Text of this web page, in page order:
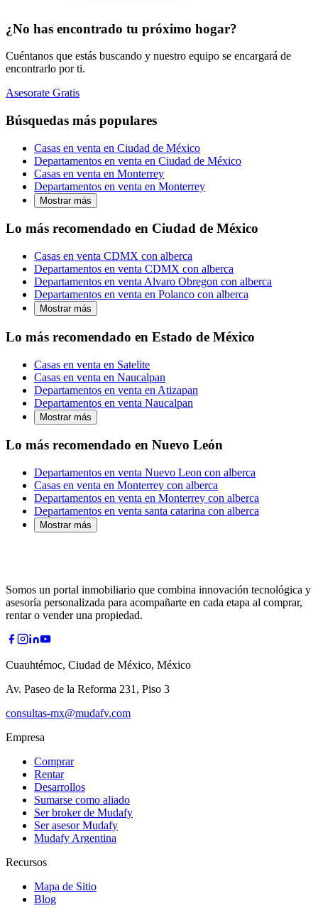
¿No has encontrado tu próximo hogar?
Cuéntanos que estás buscando y nuestro equipo se encargará de
encontrarlo por ti.
Asesorate Gratis
Búsquedas más populares
Casas en venta en Ciudad de México
Departamentos en venta en Ciudad de México
Casas en venta en Monterrey
Departamentos en venta en Monterrey
Mostrar más
Lo más recomendado en Ciudad de México
Casas en venta CDMX con alberca
Departamentos en venta CDMX con alberca
Departamentos en venta Alvaro Obregon con alberca
Departamentos en venta en Polanco con alberca
Mostrar más
Lo más recomendado en Estado de México
Casas en venta en Satelite
Casas en venta en Naucalpan
Departamentos en venta en Atizapan
Departamentos en venta Naucalpan
Mostrar más
Lo más recomendado en Nuevo León
Departamentos en venta Nuevo Leon con alberca
Casas en venta en Monterrey con alberca
Departamentos en venta en Monterrey con alberca
Departamentos en venta santa catarina con alberca
Mostrar más
Somos un portal inmobiliario que combina innovación tecnológica y
asesoría personalizada para acompañarte en cada etapa al comprar,
rentar o vender una propiedad.
Cuauhtémoc, Ciudad de México, México
Av. Paseo de la Reforma 231, Piso 3
consultas-mx@mudafy.com
Empresa
Comprar
Rentar
Desarrollos
Sumarse como aliado
Ser broker de Mudafy
Ser asesor Mudafy
Mudafy Argentina
Recursos
Mapa de Sitio
Blog